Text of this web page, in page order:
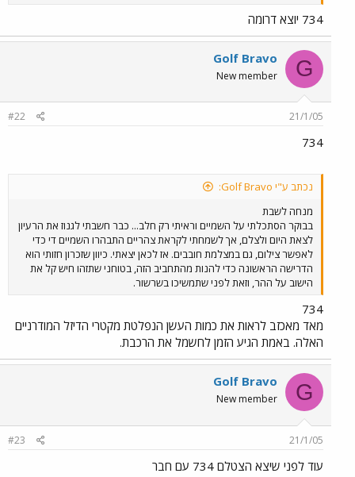
734 יוצא דרומה
G
Golf Bravo
New member
21/1/05
#22
734
נכתב ע"י Golf Bravo:
מנחה לשבת
בבוקר הסתכלתי על השמיים וראיתי רק חלב... כבר חשבתי לגנוז את הרעיון
לצאת היום ולצלם, אך לשמחתי לקראת צהריים התבהרו השמיים די כדי
לאפשר צילום, גם במצלמת חובבים. אז לכאן יצאתי. כיוון שזכרון חזותי הוא
הדרישה הראשונה כדי להנות מהתחביב הזה, בטוחני שתזהו חיש קל את
הישוב על ההר, וזאת לפני שתמשיכו בשרשור.
734
מאד מאכזב לראות את כמות העשן הנפלטת מקטרי הדיזל המודרניים
האלה. באמת הגיע הזמן לחשמל את הרכבת.
G
Golf Bravo
New member
21/1/05
#23
עוד לפני שיצא הצטלם 734 עם חבר